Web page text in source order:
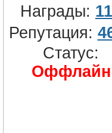
Награды:
Репутация:
Статус:
Оффлайн